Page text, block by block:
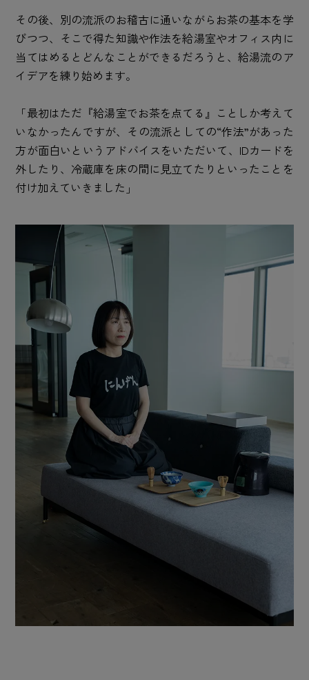
その後、別の流派のお稽古に通いながらお茶の基本を学
びつつ、そこで得た知識や作法を給湯室やオフィス内に
当てはめるとどんなことができるだろうと、給湯流のア
イデアを練り始めます。
「最初はただ『給湯室でお茶を点てる』ことしか考えて
いなかったんですが、その流派としての“作法”があった
方が面白いというアドバイスをいただいて、IDカードを
外したり、冷蔵庫を床の間に見立てたりといったことを
付け加えていきました」